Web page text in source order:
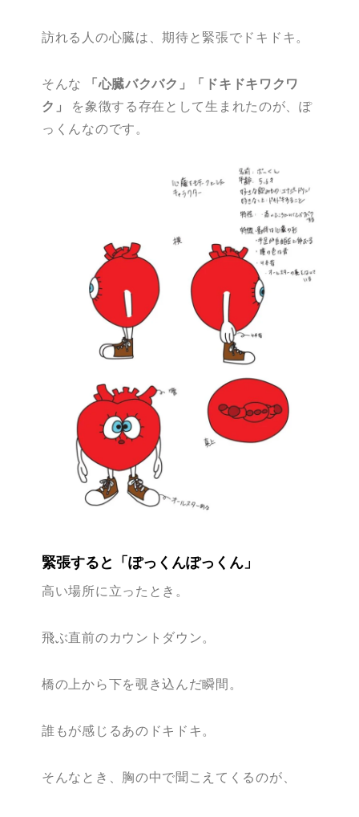
訪れる人の心臓は、期待と緊張でドキドキ。
そんな
「心臓バクバク」「ドキドキワクワ
ク」
を象徴する存在として生まれたのが、ぽ
っくんなのです。
緊張すると「ぽっくんぽっくん」
高い場所に立ったとき。
飛ぶ直前のカウントダウン。
橋の上から下を覗き込んだ瞬間。
誰もが感じるあのドキドキ。
そんなとき、胸の中で聞こえてくるのが、